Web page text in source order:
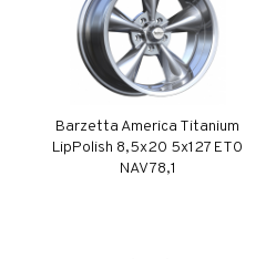
Barzetta America Titanium
LipPolish 8,5x20 5x127 ET0
NAV 78,1